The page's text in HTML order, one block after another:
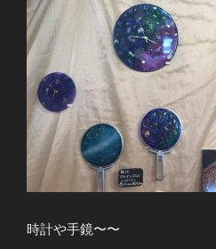
時計や手鏡〜〜